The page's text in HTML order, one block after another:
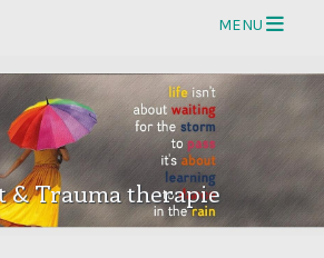
MENU
& Trauma therapie